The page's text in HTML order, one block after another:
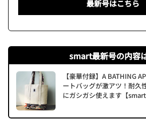
最新号はこちら
smart最新号の内容
【豪華付録】A BATHING
ートバッグが激アツ！耐久
にガシガシ使えます【